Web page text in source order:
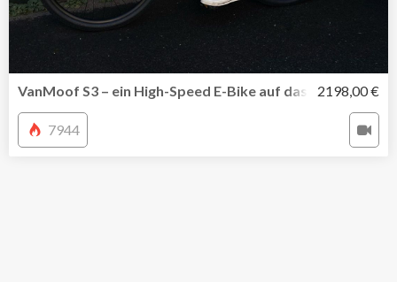
VanMoof S3 – ein High-Speed E-Bike auf das ultimative
2198,00 €
7944